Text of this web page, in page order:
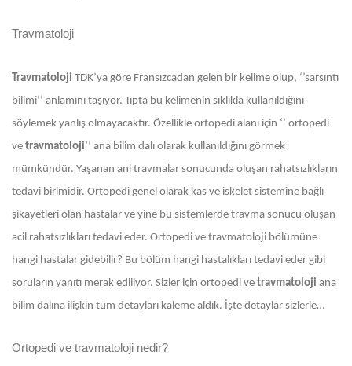
Travmatoloji
Travmatoloji TDK’ya göre Fransızcadan gelen bir kelime olup, ‘’sarsıntı
bilimi’’ anlamını taşıyor. Tıpta bu kelimenin sıklıkla kullanıldığını
söylemek yanlış olmayacaktır. Özellikle ortopedi alanı için ‘’ ortopedi
ve travmatoloji’’ ana bilim dalı olarak kullanıldığını görmek
mümkündür. Yaşanan ani travmalar sonucunda oluşan rahatsızlıkların
tedavi birimidir. Ortopedi genel olarak kas ve iskelet sistemine bağlı
şikayetleri olan hastalar ve yine bu sistemlerde travma sonucu oluşan
acil rahatsızlıkları tedavi eder. Ortopedi ve travmatoloji bölümüne
hangi hastalar gidebilir? Bu bölüm hangi hastalıkları tedavi eder gibi
soruların yanıtı merak ediliyor. Sizler için ortopedi ve travmatoloji ana
bilim dalına ilişkin tüm detayları kaleme aldık. İşte detaylar sizlerle…
Ortopedi ve travmatoloji nedir?